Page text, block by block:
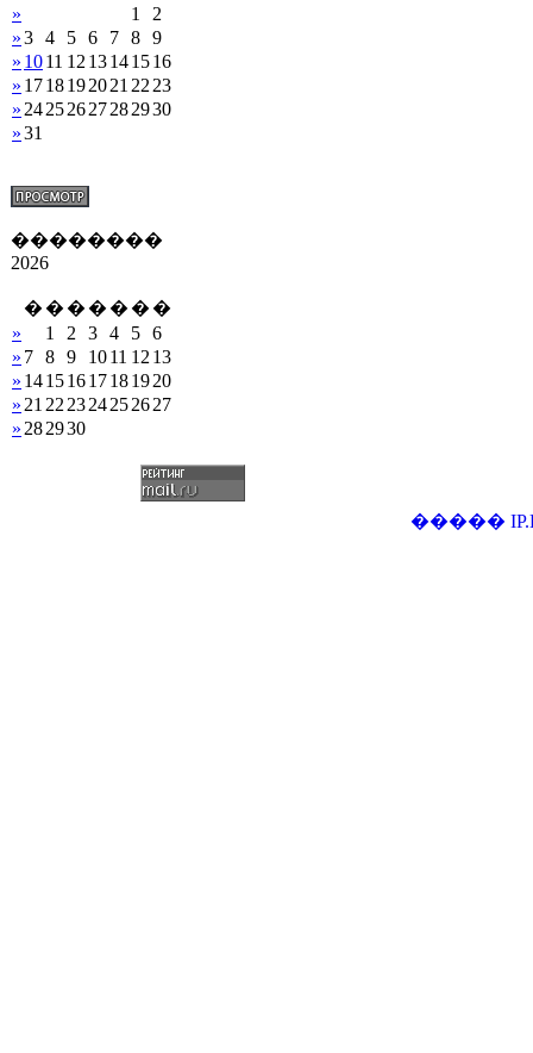
»
1
2
»3 4 5 6 7 8 9
» 1011 12 13141516
» 1718192021 22 23
» 24252627282930
»31
��������
2026
� � � � � � �
»
1 2 3 4 5 6
» 7 8 9 1011 12 13
» 14151617181920
» 21 22 2324252627
» 282930
�����